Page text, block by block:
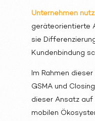
Unternehmen
geräteorientierte
sie
Kundenbindung
Im Rahmen
GSMA und
dieser Ansatz
mobilen